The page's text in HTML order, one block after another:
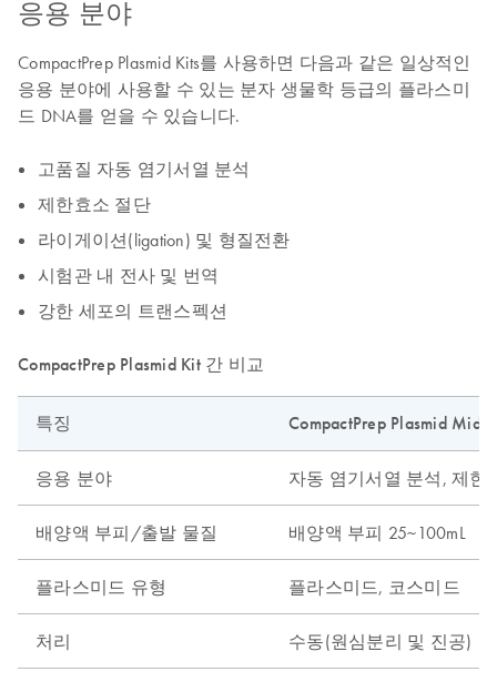
응용 분야
CompactPrep Plasmid Kits를 사용하면 다음과 같은 일상적인
응용 분야에 사용할 수 있는 분자 생물학 등급의 플라스미
드 DNA를 얻을 수 있습니다.
고품질 자동 염기서열 분석
제한효소 절단
라이게이션(ligation) 및 형질전환
시험관 내 전사 및 번역
강한 세포의 트랜스펙션
CompactPrep Plasmid Kit 간 비교
특징 CompactPrep Plasmid Midi
응용 분야 자동 염기서열 분석, 제한
배양액 부피/출발 물질 배양액 부피 25~100mL
플라스미드 유형 플라스미드, 코스미드
처리 수동(원심분리 및 진공)